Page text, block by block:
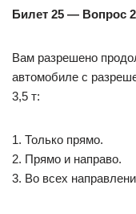
Билет 25 — Вопрос 2
Вам разрешено
автомобиле с
3,5 т:
1. Только прямо.
2. Прямо и направо.
3. Во всех